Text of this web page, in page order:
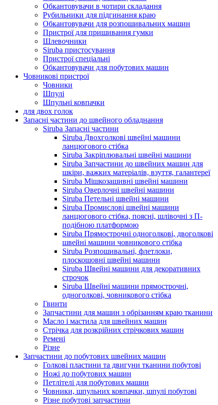
Обкантовувачи в чотири складання
Рубильники для підгинання краю
Обкантовувачи для розпошивальних машин
Пристрої для пришивання гумки
Шлевочники
Siruba пристосування
Пристрої спеціальні
Обкантовувачи для побутових машин
Човникові пристрої
Човники
Шпулі
Шпульні ковпачки
для двох голок
Запасні частини до швейного обладнання
Siruba Запасні частини
Siruba Двохголкові швейні машини
ланцюгового стібка
Siruba Закріплювальні швейні машини
Siruba Запчастини до швейних машин для
шкіри, важких матеріалів, взуття, галантереї
Siruba Мішкозашивні швейні машини
Siruba Оверлочні швейні машини
Siruba Петельні швейні машини
Siruba Промислові швейні машини
ланцюгового стібка, поясні, шлівочні з П-
подібною платформою
Siruba Прямострочні одноголкові, двоголкові
швейні машини човникового стібка
Siruba Розпошивальні, флетлоки,
плоскошовні швейні машини
Siruba Швейні машини для декоративних
строчок
Siruba Швейні машини прямострочні,
одноголкові, човникового стібка
Гвинти
Запчастини для машин з обрізанням краю тканини
Масло і мастила для швейних машин
Стрічка для розкрійних стрічкових машин
Ремені
Різне
Запчастини до побутових швейних машин
Голкові пластини та двигуни тканини побутові
Ножі до побутових машин
Петлітелі для побутових машин
Човники, шпульних ковпачки, шпулі побутові
Різне побутові запчастини